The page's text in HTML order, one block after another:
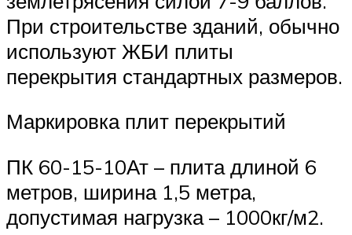
При строительстве зданий, обычно
используют ЖБИ плиты
перекрытия стандартных размеров.
Маркировка плит перекрытий
ПК 60-15-10Ат – плита длиной 6
метров, ширина 1,5 метра,
допустимая нагрузка – 1000кг/м2.